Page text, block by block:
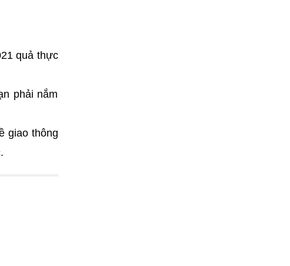
quả thực
phải nắm
giao thông